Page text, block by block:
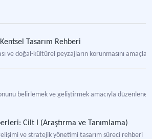
Tasarım Rehberi
ve doğal-kültürel peyzajların korunmasını
belirlemek ve geliştirmek amacıyla düzenlenen
Cilt I (Araştırma ve Tanımlama)
ve stratejik yönetimi tasarım süreci rehberi